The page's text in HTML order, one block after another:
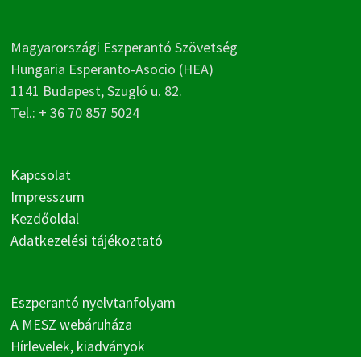
Magyarországi Eszperantó Szövetség
Hungaria Esperanto-Asocio (HEA)
1141 Budapest, Szugló u. 82.
Tel.: + 36 70 857 5024
Kapcsolat
Impresszum
Kezdőoldal
Adatkezelési tájékoztató
Eszperantó nyelvtanfolyam
A MESZ webáruháza
Hírlevelek, kiadványok